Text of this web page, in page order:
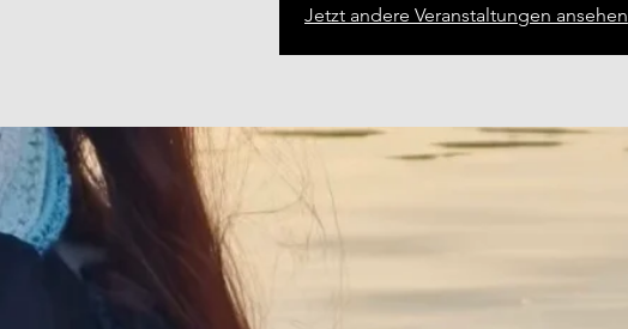
Jetzt andere Veranstaltungen ansehen